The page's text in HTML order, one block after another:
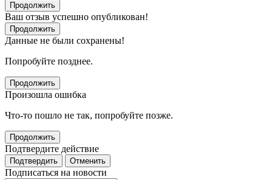
Продолжить
Ваш отзыв успешно опубликован!
Продолжить
Данные не были сохранены!
Попробуйте позднее.
Продолжить
Произошла ошибка
Что-то пошло не так, попробуйте позже.
Продолжить
Подтвердите действие
Подтвердить Отменить
Подписаться на новости